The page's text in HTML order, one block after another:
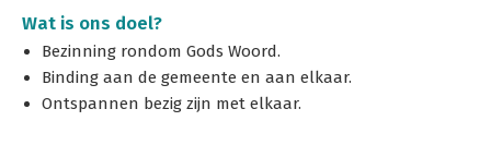
Wat is ons doel?
Bezinning rondom Gods Woord.
Binding aan de gemeente en aan elkaar.
Ontspannen bezig zijn met elkaar.